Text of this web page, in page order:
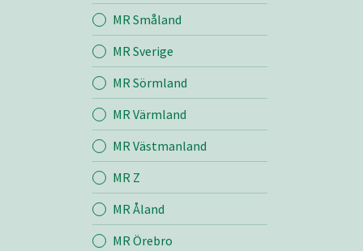
Entreprenad
Bemanning
MR Småland
MR Sverige
MR Sörmland
MR Värmland
MR Västmanland
MR Z
MR Åland
MR Örebro